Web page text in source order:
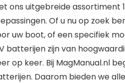
ons uitgebreide assortiment
Of u nu op zoek
uw boot, of een specifiek
batterijen zijn van
op keer. Bij MagManual.nl
. Daarom bieden we